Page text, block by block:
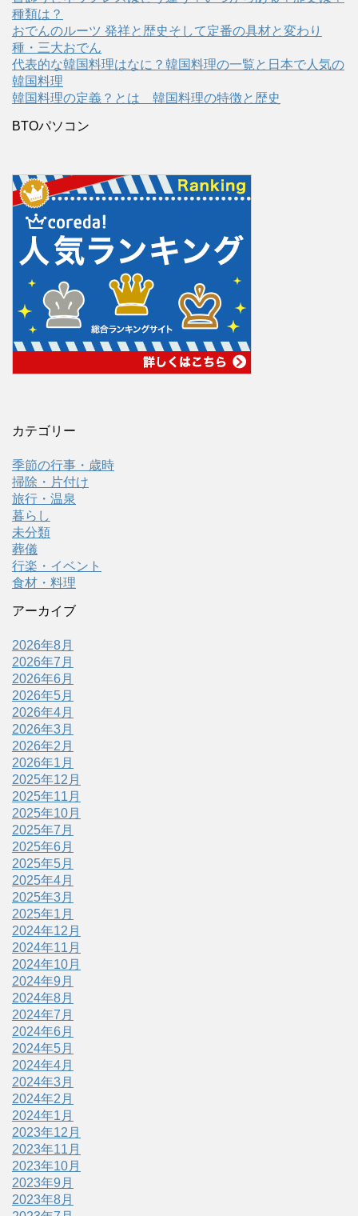
種類は？
おでんのルーツ 発祥と歴史そして定番の具材と変わり
種・三大おでん
代表的な韓国料理はなに？韓国料理の一覧と日本で人気の
韓国料理
韓国料理の定義？とは 韓国料理の特徴と歴史
BTOパソコン
カテゴリー
季節の行事・歳時
掃除・片付け
旅行・温泉
暮らし
未分類
葬儀
行楽・イベント
食材・料理
アーカイブ
2026年8月
2026年7月
2026年6月
2026年5月
2026年4月
2026年3月
2026年2月
2026年1月
2025年12月
2025年11月
2025年10月
2025年7月
2025年6月
2025年5月
2025年4月
2025年3月
2025年1月
2024年12月
2024年11月
2024年10月
2024年9月
2024年8月
2024年7月
2024年6月
2024年5月
2024年4月
2024年3月
2024年2月
2024年1月
2023年12月
2023年11月
2023年10月
2023年9月
2023年8月